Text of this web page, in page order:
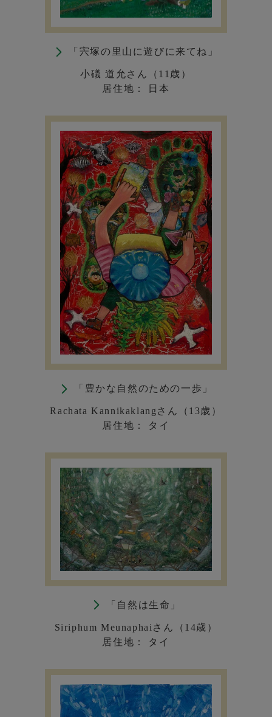
「宍塚の里山に遊びに来てね」
小礒 道允さん（11歳）
居住地： 日本
「豊かな自然のための一歩」
Rachata Kannikaklangさん（13歳）
居住地： タイ
「自然は生命」
Siriphum Meunaphaiさん（14歳）
居住地： タイ